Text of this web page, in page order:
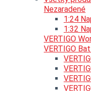
Nezaradené
1:24
1:32
VERTIGO
VERTIGO